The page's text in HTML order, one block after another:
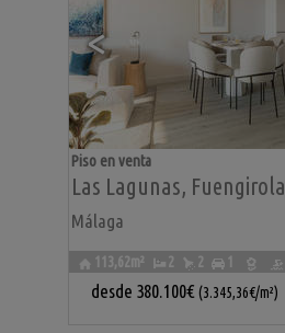
<
Las Lagunas, Fuengirola
Málaga
Piso en venta
113,62m² 2 2 1
desde 380.100€ (3.345,36€/m²)